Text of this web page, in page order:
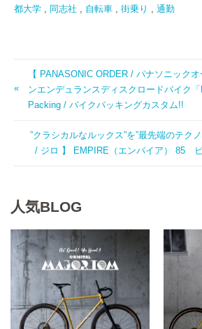
都大学 , 同志社 , 自転車 , 街乗り , 通勤
【 PANASONIC ORDER / パナソニック
ンエンデュランスディスクロードバイク
Packing / バイクパッキングカスタム!!
”クラシカルなルックス”を”最先端のテク
/ ジロ 】 EMPIRE（エンパイア） 85
人気BLOG